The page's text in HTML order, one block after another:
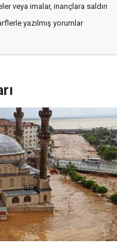
veya imalar, inançlara saldırı
yazılmış yorumlar